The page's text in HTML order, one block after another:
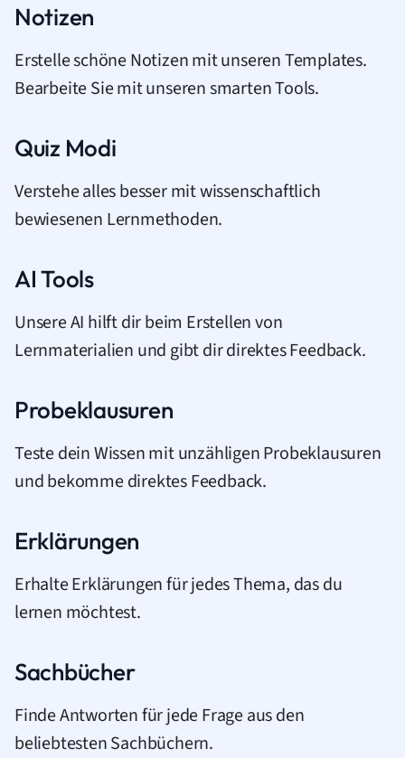
Notizen
Erstelle schöne Notizen mit unseren Templates.
Bearbeite Sie mit unseren smarten Tools.
Quiz Modi
Verstehe alles besser mit wissenschaftlich
bewiesenen Lernmethoden.
AI Tools
Unsere AI hilft dir beim Erstellen von
Lernmaterialien und gibt dir direktes Feedback.
Probeklausuren
Teste dein Wissen mit unzähligen Probeklausuren
und bekomme direktes Feedback.
Erklärungen
Erhalte Erklärungen für jedes Thema, das du
lernen möchtest.
Sachbücher
Finde Antworten für jede Frage aus den
beliebtesten Sachbüchern.